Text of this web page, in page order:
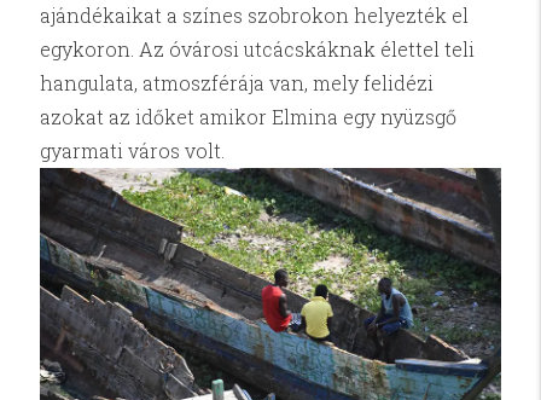
ajándékaikat a színes szobrokon helyezték el
egykoron. Az óvárosi utcácskáknak élettel teli
hangulata, atmoszférája van, mely felidézi
azokat az időket amikor Elmina egy nyüzsgő
gyarmati város volt.